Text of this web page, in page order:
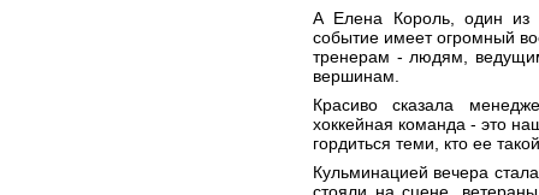
А Елена Король, один из
событие имеет огромный
тренерам - людям,
вершинам.
Красиво сказала
хоккейная команда - это
гордиться теми, кто ее
Кульминацией вечера